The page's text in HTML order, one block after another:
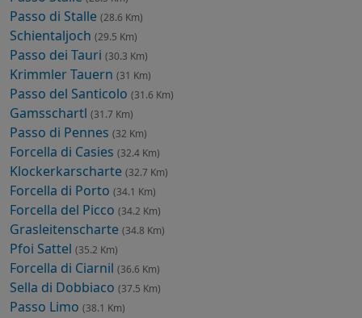
Passo di Stalle (28.6 Km)
Schientaljoch (29.5 Km)
Passo dei Tauri (30.3 Km)
Krimmler Tauern (31 Km)
Passo del Santicolo (31.6 Km)
Gamsschartl (31.7 Km)
Passo di Pennes (32 Km)
Forcella di Casies (32.4 Km)
Klockerkarscharte (32.7 Km)
Forcella di Porto (34.1 Km)
Forcella del Picco (34.2 Km)
Grasleitenscharte (34.8 Km)
Pfoi Sattel (35.2 Km)
Forcella di Ciarnil (36.6 Km)
Sella di Dobbiaco (37.5 Km)
Passo Limo (38.1 Km)